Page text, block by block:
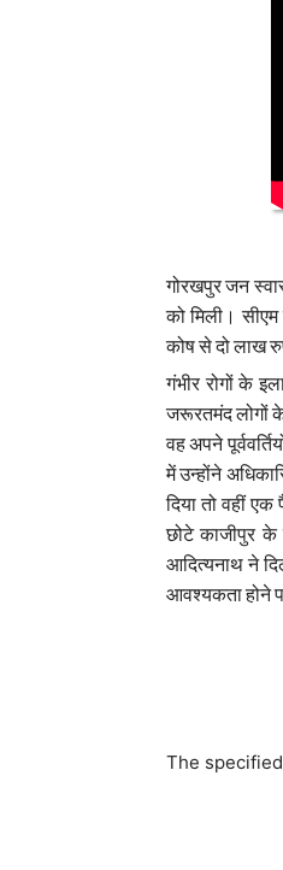
गोरखपुर जन
को मिली। सीएम
कोष से दो लाख
गंभीर रोगों के
जरूरतमंद लोगों
वह अपने
में उन्होंने
दिया तो वहीं
छोटे काजीपुर के
आदित्यनाथ ने
आवश्यकता होने
The